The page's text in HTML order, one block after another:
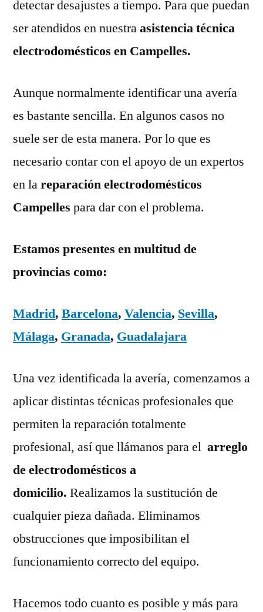
detectar desajustes a tiempo. Para que puedan
ser atendidos en nuestraasistencia técnica
electrodomésticos en Campelles.
Aunque normalmente identificar una avería
es bastante sencilla. En algunos casos no
suele ser de esta manera. Por lo que es
necesario contar con el apoyo de un expertos
en lareparación electrodomésticos
Campelles para dar con el problema.
Estamos presentes en multitud de
provincias como:
Madrid, Barcelona, Valencia, Sevilla,
Málaga, Granada, Guadalajara
Una vez identificada la avería, comenzamos a
aplicar distintas técnicas profesionales que
permiten la reparación totalmente
profesional, así que llámanos para el arreglo
de electrodomésticos a
domicilio. Realizamos la sustitución de
cualquier pieza dañada. Eliminamos
obstrucciones que imposibilitan el
funcionamiento correcto del equipo.
Hacemos todo cuanto es posible y más para